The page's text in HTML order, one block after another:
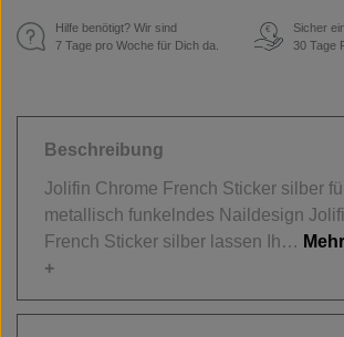
Hilfe benötigt? Wir sind
7 Tage pro Woche für Dich da.
€
Sicher
30 Tage
Beschreibung
Jolifin Chrome French Sticker silber
metallisch funkelndes Naildesign
French Sticker silber lassen Ih… Mehr